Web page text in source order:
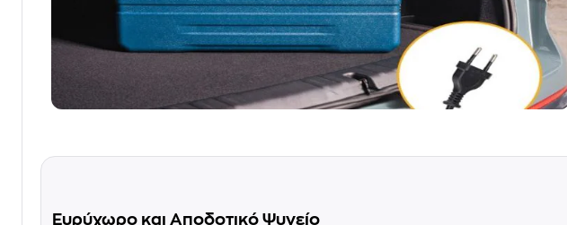
Ευρύχωρο και Αποδοτικό Ψυγείο